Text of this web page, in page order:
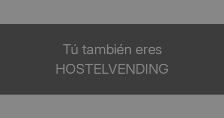
Tú también eres
HOSTELVENDING